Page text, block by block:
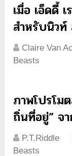
เมื่อ เอ็ดดี้
สำหรับนิวท์
Claire Van
Beasts
ภาพโปรโม
ถิ่นที่อยู่” จ
P.T.Riddle
Beasts